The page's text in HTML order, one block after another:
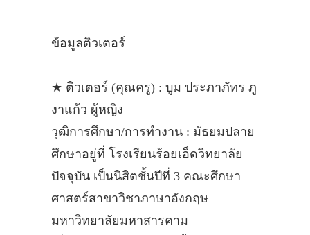
ข้อมูลติวเตอร์
★ ติวเตอร์ (คุณครู) : บูม ประภาภัทร ภู
งาแก้ว ผู้หญิง
วุฒิการศึกษา/การทำงาน : มัธยมปลาย
ศึกษาอยู่ที่ โรงเรียนร้อยเอ็ดวิทยาลัย
ปัจจุบัน เป็นนิสิตชั้นปีที่ 3 คณะศึกษา
ศาสตร์สาขาวิชาภาษาอังกฤษ
มหาวิทยาลัยมหาสารคาม